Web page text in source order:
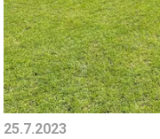
25.7.2023